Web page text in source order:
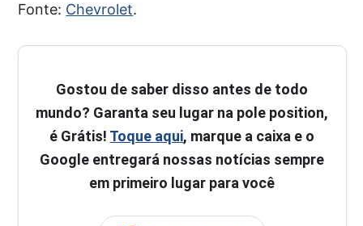
Fonte: Chevrolet.
Gostou de saber disso antes de todo
mundo? Garanta seu lugar na pole position,
é Grátis! Toque aqui, marque a caixa e o
Google entregará nossas notícias sempre
em primeiro lugar para você